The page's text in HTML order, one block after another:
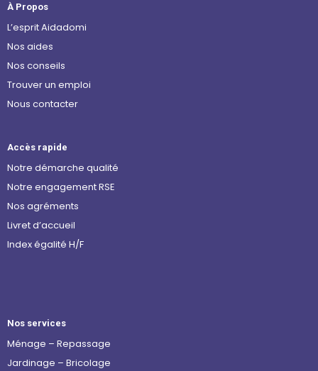
À Propos
L’esprit Aidadomi
Nos aides
Nos conseils
Trouver un emploi
Nous contacter
Accès rapide
Notre démarche qualité
Notre engagement RSE
Nos agréments
Livret d’accueil
Index égalité H/F
Nos services
Ménage – Repassage
Jardinage – Bricolage